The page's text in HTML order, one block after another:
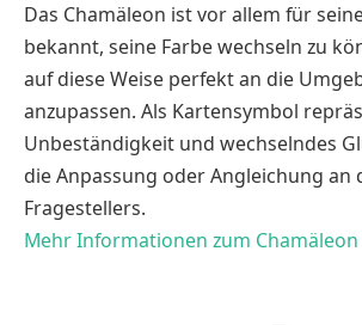
Das Chamäleon ist vor allem für
bekannt, seine Farbe wechseln zu
auf diese Weise perfekt an die
anzupassen. Als Kartensymbol
Unbeständigkeit und wechselndes
die Anpassung oder Angleichung an
Fragestellers.
Mehr Informationen zum Chamäleon